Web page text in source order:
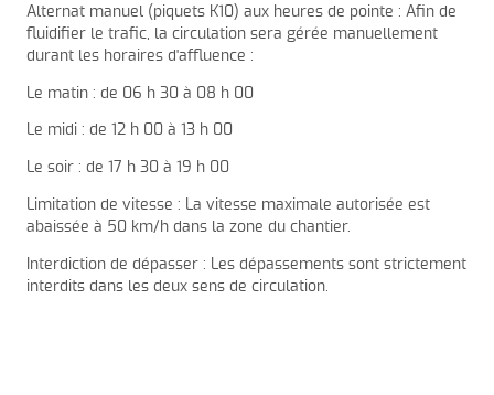
Alternat manuel (piquets K10) aux heures de pointe : Afin de
fluidifier le trafic, la circulation sera gérée manuellement
durant les horaires d'affluence :
Le matin : de 06 h 30 à 08 h 00
Le midi : de 12 h 00 à 13 h 00
Le soir : de 17 h 30 à 19 h 00
Limitation de vitesse : La vitesse maximale autorisée est
abaissée à 50 km/h dans la zone du chantier.
Interdiction de dépasser : Les dépassements sont strictement
interdits dans les deux sens de circulation.